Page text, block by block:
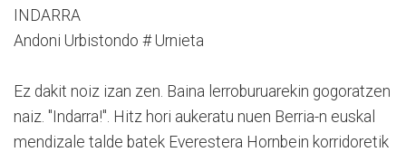
INDARRA
Andoni Urbistondo # Urnieta
Ez dakit noiz izan zen. Baina lerroburuarekin gogoratzen
naiz. "Indarra!". Hitz hori aukeratu nuen Berria-n euskal
mendizale talde batek Everestera Hornbein korridoretik